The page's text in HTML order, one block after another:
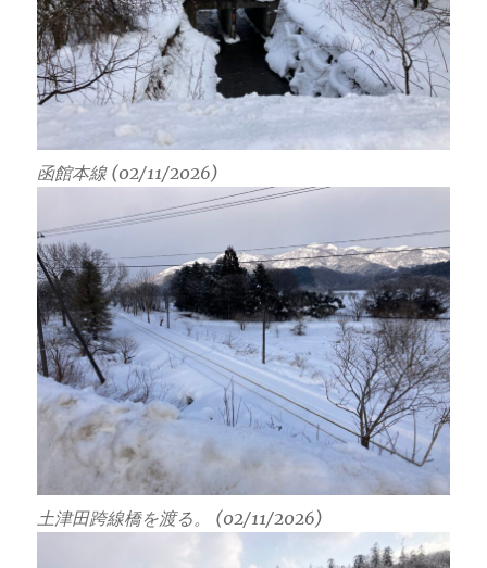
函館本線 (02/11/2026)
土津田跨線橋を渡る。 (02/11/2026)